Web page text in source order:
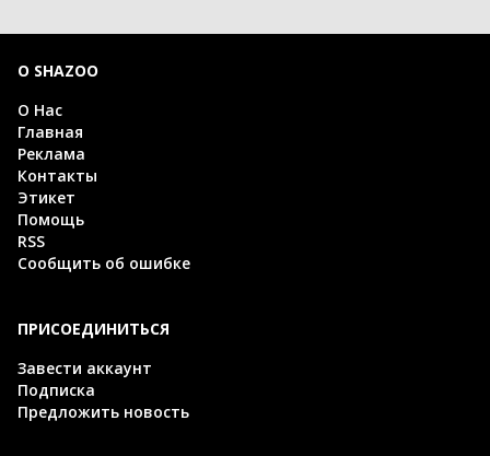
О SHAZOO
О Нас
Главная
Реклама
Контакты
Этикет
Помощь
RSS
Сообщить об ошибке
ПРИСОЕДИНИТЬСЯ
Завести аккаунт
Подписка
Предложить новость